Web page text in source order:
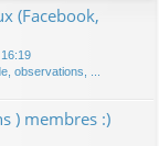
(Facebook,
observations, ...
) membres :)